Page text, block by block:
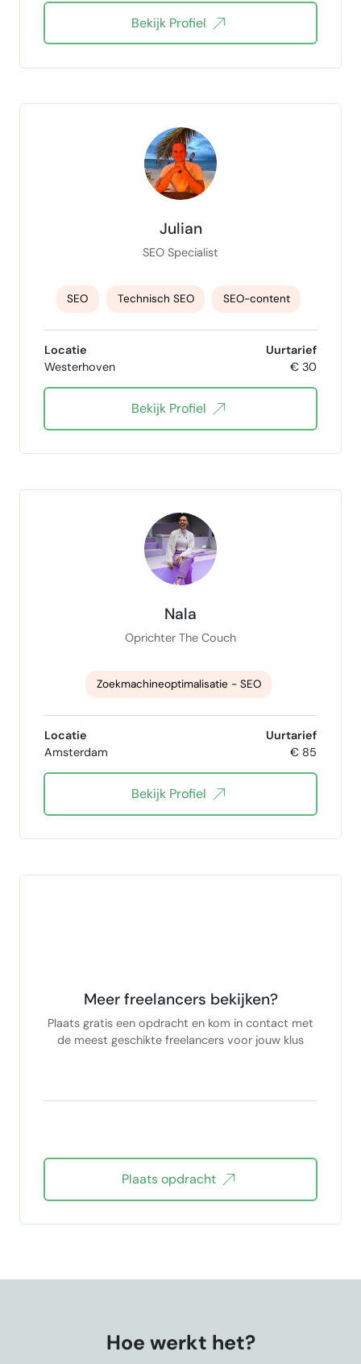
on-page seo content
Bekijk Profiel
Julian
SEO Specialist
SEO Technisch SEO SEO-content
zoekwoordonderzoek ai
Structured data WordPress
Locatie
Westerhoven
Uurtarief
€ 30
Bekijk Profiel
Nala
Oprichter The Couch
Zoekmachineoptimalisatie - SEO
on-page seo
SEO-audit specialist Technische SEO
Locatie
Amsterdam
Uurtarief
€ 85
Bekijk Profiel
Meer freelancers bekijken?
Plaats gratis een opdracht en kom in contact met
de meest geschikte freelancers voor jouw klus
Plaats opdracht
Hoe werkt het?